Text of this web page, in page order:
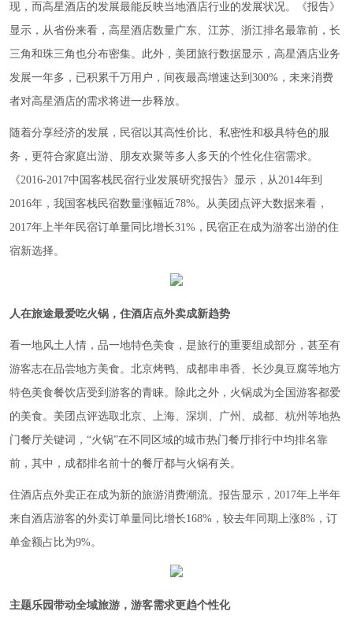
现，而高星酒店的发展最能反映当地酒店行业的发展状况。《报告》
显示，从省份来看，高星酒店数量广东、江苏、浙江排名最靠前，长
三角和珠三角也分布密集。此外，美团旅行数据显示，高星酒店业务
发展一年多，已积累千万用户，间夜最高增速达到300%，未来消费
者对高星酒店的需求将进一步释放。
随着分享经济的发展，民宿以其高性价比、私密性和极具特色的服
务，更符合家庭出游、朋友欢聚等多人多天的个性化住宿需求。
《2016-2017中国客栈民宿行业发展研究报告》显示，从2014年到
2016年，我国客栈民宿数量涨幅近78%。从美团点评大数据来看，
2017年上半年民宿订单量同比增长31%，民宿正在成为游客出游的住
宿新选择。
人在旅途最爱吃火锅，住酒店点外卖成新趋势
看一地风土人情，品一地特色美食，是旅行的重要组成部分，甚至有
游客志在品尝地方美食。北京烤鸭、成都串串香、长沙臭豆腐等地方
特色美食餐饮店受到游客的青睐。除此之外，火锅成为全国游客都爱
的美食。美团点评选取北京、上海、深圳、广州、成都、杭州等地热
门餐厅关键词，“火锅”在不同区域的城市热门餐厅排行中均排名靠
前，其中，成都排名前十的餐厅都与火锅有关。
住酒店点外卖正在成为新的旅游消费潮流。报告显示，2017年上半年
来自酒店游客的外卖订单量同比增长168%，较去年同期上涨8%，订
单金额占比为9%。
主题乐园带动全域旅游，游客需求更趋个性化